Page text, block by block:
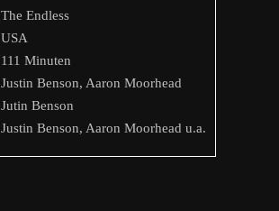
The Endless
USA
111 Minuten
Justin Benson, Aaron Moorhead
Jutin Benson
Justin Benson, Aaron Moorhead u.a.